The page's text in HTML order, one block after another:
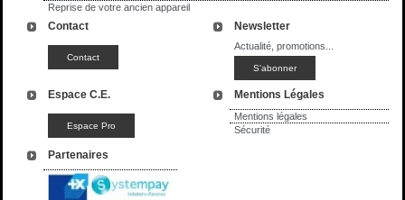
Reprise de votre ancien appareil
Contact Newsletter
Actualité, promotions...
Espace C.E. Mentions Légales
Mentions légales
Sécurité
Partenaires